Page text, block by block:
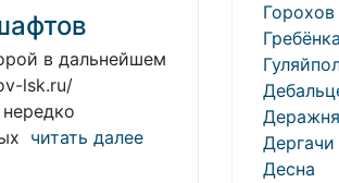
в дальнейшем
lsk.ru/
читать далее
Горохов
Гребёнка
Деражня
Дергачи
Десна